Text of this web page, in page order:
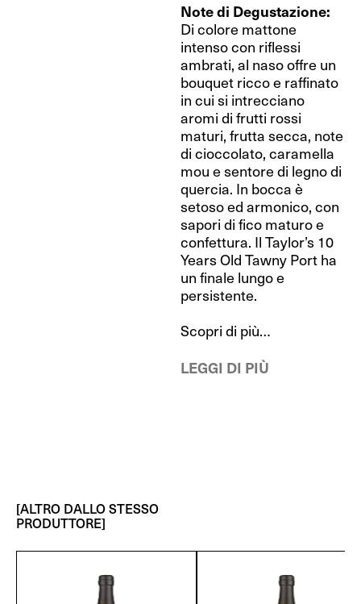
Note di Degustazione:
Di colore mattone
intenso con riflessi
ambrati, al naso offre un
bouquet ricco e raffinato
in cui si intrecciano
aromi di frutti rossi
maturi, frutta secca, note
di cioccolato, caramella
mou e sentore di legno di
quercia. In bocca è
setoso ed armonico, con
sapori di fico maturo e
confettura. Il Taylor’s 10
Years Old Tawny Port ha
un finale lungo e
persistente.
Scopri di più…
LEGGI DI PIÙ
[ALTRO DALLO STESSO
PRODUTTORE]